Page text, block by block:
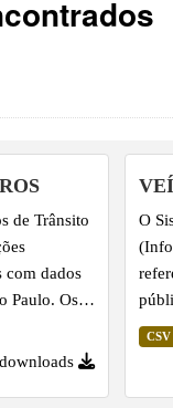
de Trânsito
com dados
Paulo. Os
O
CSV